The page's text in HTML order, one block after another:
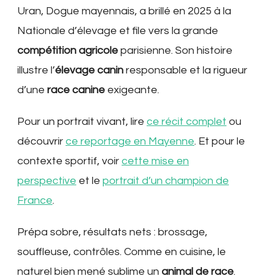
Uran, Dogue mayennais, a brillé en 2025 à la
Nationale d’élevage et file vers la grande
compétition agricole parisienne. Son histoire
illustre l’élevage canin responsable et la rigueur
d’une race canine exigeante.
Pour un portrait vivant, lire ce récit complet ou
découvrir ce reportage en Mayenne. Et pour le
contexte sportif, voir cette mise en
perspective et le portrait d’un champion de
France.
Prépa sobre, résultats nets : brossage,
souffleuse, contrôles. Comme en cuisine, le
naturel bien mené sublime un animal de race.